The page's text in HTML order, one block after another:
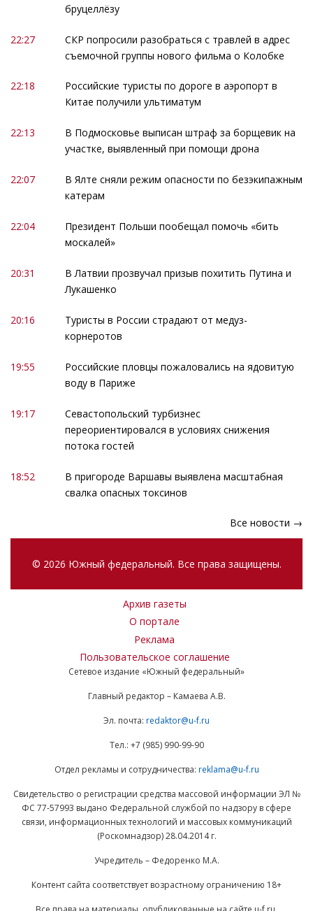
бруцеллёзу
22:27
СКР попросили разобраться с травлей в адрес
съемочной группы нового фильма о Колобке
22:18
Российские туристы по дороге в аэропорт в
Китае получили ультиматум
22:13
В Подмосковье выписан штраф за борщевик на
участке, выявленный при помощи дрона
22:07
В Ялте сняли режим опасности по безэкипажным
катерам
22:04
Президент Польши пообещал помочь «бить
москалей»
20:31
В Латвии прозвучал призыв похитить Путина и
Лукашенко
20:16
Туристы в России страдают от медуз-
корнеротов
19:55
Российские пловцы пожаловались на ядовитую
воду в Париже
19:17
Севастопольский турбизнес
переориентировался в условиях снижения
потока гостей
18:52
В пригороде Варшавы выявлена масштабная
свалка опасных токсинов
Все новости →
© 2026 Южный федеральный. Все права защищены.
Архив газеты
О портале
Реклама
Пользовательское соглашение
Сетевое издание «Южный федеральный»
Главный редактор – Камаева А.В.
Эл. почта: redaktor@u-f.ru
Тел.: +7 (985) 990-99-90
Отдел рекламы и сотрудничества: reklama@u-f.ru
Свидетельство о регистрации средства массовой информации ЭЛ №
ФС 77-57993 выдано Федеральной службой по надзору в сфере
связи, информационных технологий и массовых коммуникаций
(Роскомнадзор) 28.04.2014 г.
Учредитель – Федоренко М.А.
Контент сайта соответствует возрастному ограничению 18+